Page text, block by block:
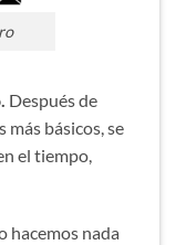
Después de
básicos, se
el tiempo,
hacemos nada